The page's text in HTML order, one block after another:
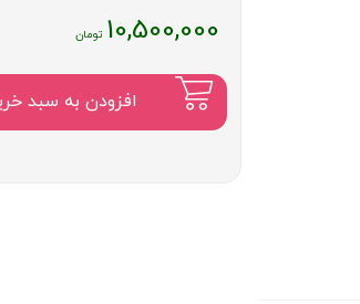
10,500,000قیمت
فعلی
:
۱۰,۵۰۰,۰۰۰
افزودن به سبد